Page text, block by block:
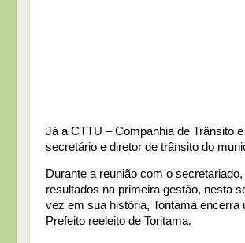
Já a CTTU – Companhia de Trânsito
secretário e diretor de trânsito do
Durante a reunião com o
resultados na primeira gestão, nesta
vez em sua história, Toritama
Prefeito reeleito de Toritama.